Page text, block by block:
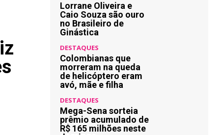
Lorrane Oliveira e
Caio Souza são ouro
no Brasileiro de
Ginástica
DESTAQUES
Colombianas que
morreram na queda
de helicóptero eram
avó, mãe e filha
DESTAQUES
Mega-Sena sorteia
prêmio acumulado de
R$ 165 milhões neste